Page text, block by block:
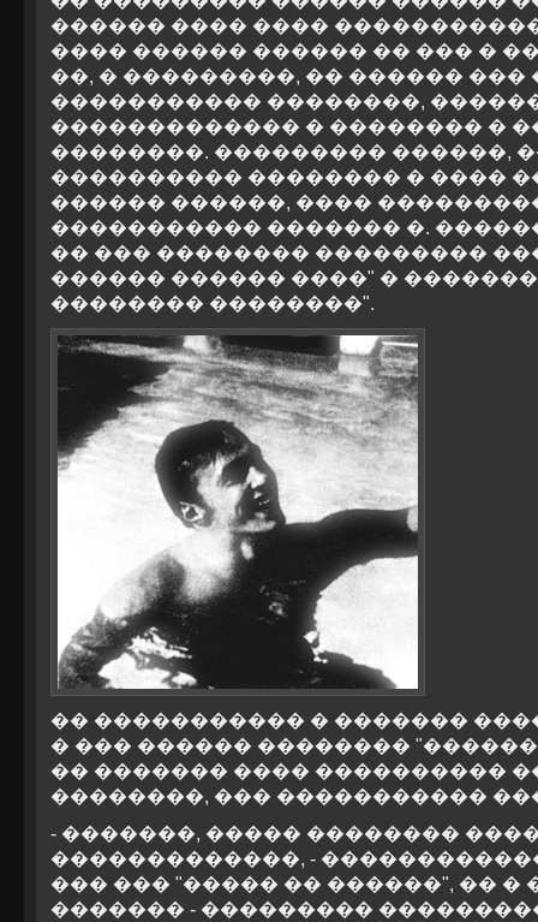
������ ���� ����
���� ������ ������ �� ��� �
��, � ���������, �� ������
����������� ��������,
������������� � �������� �
��������. ��������� ������,
���������� �������� � ����
������ ������, ����
����������� ������� �.
�� ��� �������� ���������
������ ������ ����" �
�������� ��������".
�� ����������� � �������
� ��� ������ ��������
�� ������� ���� ����������
��������, ��� �����������
- �������, ����� ��������
�������������, -
��� ��� "����� �� ������", �� �
������� - ���������